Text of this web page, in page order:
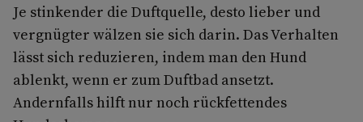
Je stinkender die Duftquelle, desto lieber und
vergnügter wälzen sie sich darin. Das Verhalten
lässt sich reduzieren, indem man den Hund
ablenkt, wenn er zum Duftbad ansetzt.
Andernfalls hilft nur noch rückfettendes